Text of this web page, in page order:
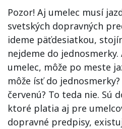
Pozor! Aj umelec musí
svetských dopravných
ideme päťdesiatkou,
nejdeme do
umelec, môže po meste
môže ísť do
červenú? To teda nie. Sú
ktoré platia aj pre
dopravné predpisy,